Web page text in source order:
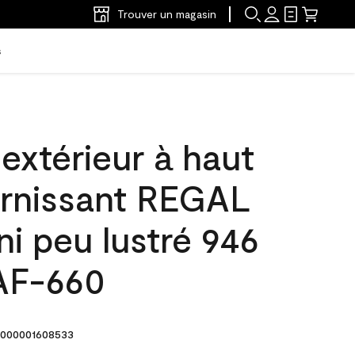
Trouver un magasin
à haut
REGAL
peu lustré 946
660